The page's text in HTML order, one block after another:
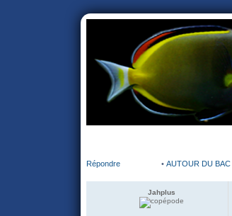
Répondre • AUTOUR DU BAC
Jahplus